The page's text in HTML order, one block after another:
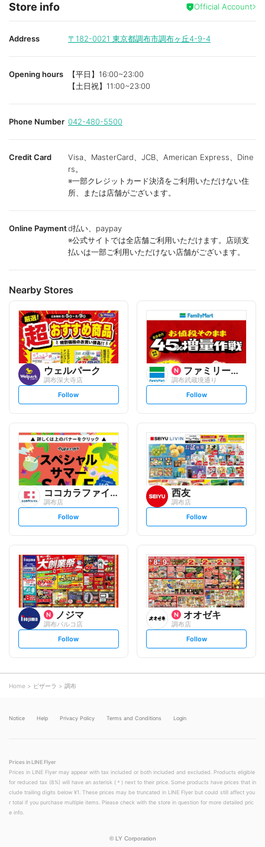
Store info Official Account
Address 〒182-0021 東京都調布市調布ヶ丘4-9-4
Opening hours
【平日】16:00~23:00
【土日祝】11:00~23:00
Phone Number 042-480-5500
Credit Card
Visa、MasterCard、JCB、American Express、Dine
rs。
※一部クレジットカード決済をご利用いただけない住
所、または店舗がございます。
Online Paymentd払い、paypay
※公式サイトでは全店舗ご利用いただけます。店頭支
払いは一部ご利用いただけない店舗がございます。
Nearby Stores
ウェルパーク
調布深大寺店
s
t
l
o
w
Follow
ファミリーマート
調布武蔵境通り
s
t
l
o
w
Follow
ココカラファイン
調布店
s
t
l
o
w
Follow
西友
調布店
s
t
l
o
w
Follow
ノジマ
調布パルコ店
s
t
o
w
Follow
オオゼキ
調布店
s
t
Follow
Home ピザーラ 調布
Notice Help Privacy Policy Terms and Conditions Login
Prices in LINE Flyer
Prices in LINE Flyer may appear with tax included or both included and excluded. Products eligible
for reduced tax (8%) will have an asterisk (＊) next to their price. Some products have prices that in
clude trailing digits below ¥1. These prices may be truncated in LINE Flyer but could still affect you
r total if you purchase multiple items. Please check with the store in question for more detailed pric
e info.
© LY Corporation